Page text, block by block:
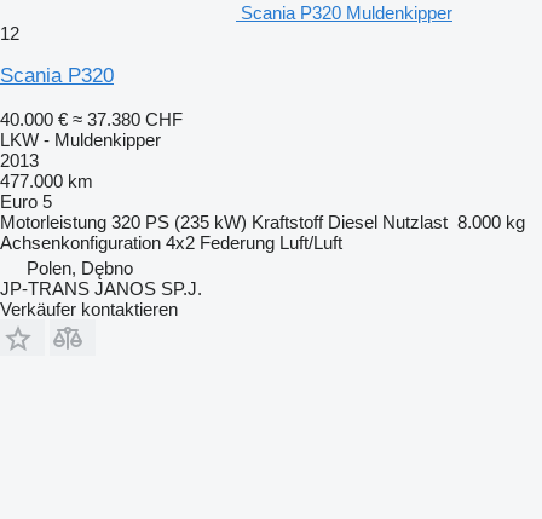
Scania P320 Muldenkipper
12
Scania P320
40.000 € ≈ 37.380 CHF
LKW - Muldenkipper
2013
477.000 km
Euro 5
Motorleistung 320 PS (235 kW) Kraftstoff Diesel Nutzlast 8.000 kg
Achsenkonfiguration 4x2 Federung Luft/Luft
Polen, Dębno
JP-TRANS JANOS SP.J.
Verkäufer kontaktieren